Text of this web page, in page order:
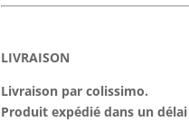
LIVRAISON
Livraison par colissimo.
Produit expédié dans un